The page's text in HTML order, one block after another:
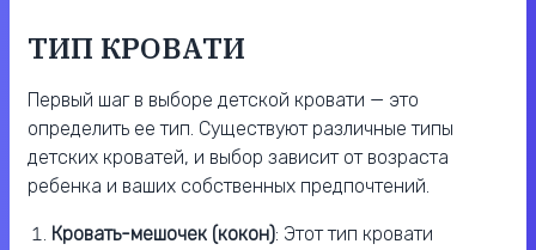
ТИП КРОВАТИ
Первый шаг в выборе детской кровати — это
определить ее тип. Существуют различные типы
детских кроватей, и выбор зависит от возраста
ребенка и ваших собственных предпочтений.
Кровать-мешочек (кокон): Этот тип кровати